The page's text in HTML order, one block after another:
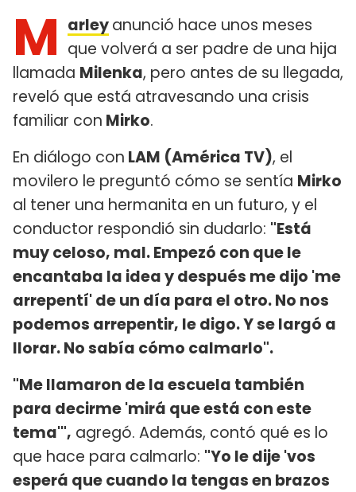
M arleyanunció hace unos meses
que volverá a ser padre de una hija
llamada Milenka, pero antes de su llegada,
reveló que está atravesando una crisis
familiar con Mirko.
En diálogo con LAM (América TV), el
movilero le preguntó cómo se sentía Mirko
al tener una hermanita en un futuro, y el
conductor respondió sin dudarlo: "Está
muy celoso, mal. Empezó con que le
encantaba la idea y después me dijo 'me
arrepentí' de un día para el otro. No nos
podemos arrepentir, le digo. Y se largó a
llorar. No sabía cómo calmarlo".
"Me llamaron de la escuela también
para decirme 'mirá que está con este
tema'", agregó. Además, contó qué es lo
que hace para calmarlo: "Yo le dije 'vos
esperá que cuando la tengas en brazos